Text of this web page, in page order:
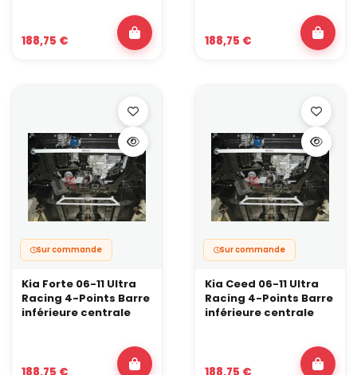
188,75 € 188,75 €
Sur commande
Kia Forte 06-11 Ultra
Racing 4-Points Barre
inférieure centrale
Sur commande
Kia Ceed 06-11 Ultra
Racing 4-Points Barre
inférieure centrale